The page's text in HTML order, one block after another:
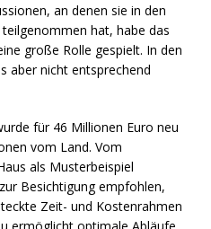
an denen sie in den
hat, habe das
große Rolle gespielt. In den
aber nicht entsprechend
für 46 Millionen Euro neu
vom Land. Vom
als Musterbeispiel
Besichtigung empfohlen,
Zeit- und Kostenrahmen
ermöglicht optimale Abläufe.